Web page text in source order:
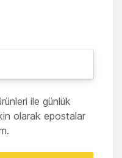
ile günlük
olarak epostalar